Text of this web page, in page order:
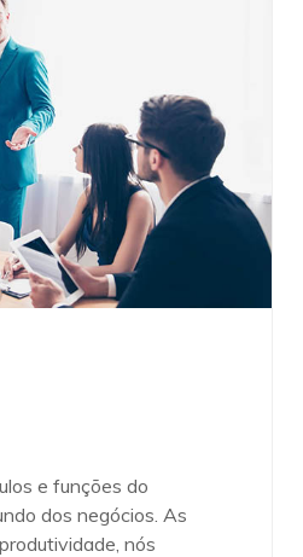
os pais, comunicação eficaz e
garantimos que os
do aluno tragam a